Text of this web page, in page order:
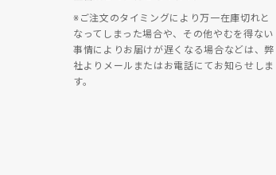
※ご注文のタイミングにより万一在庫切れと
なってしまった場合や、その他やむを得ない
事情によりお届けが遅くなる場合などは、弊
社よりメールまたはお電話にてお知らせしま
す。